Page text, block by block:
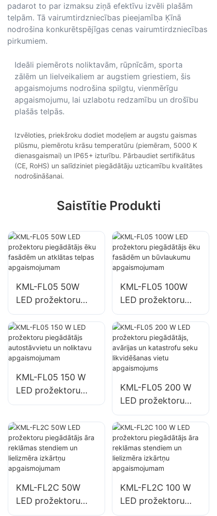
padarot to par izmaksu ziņā efektīvu izvēli plašām
telpām. Tā vairumtirdzniecības pieejamība Ķīnā
nodrošina konkurētspējīgas cenas vairumtirdzniecības
pirkumiem.
Ideāli piemērots noliktavām, rūpnīcām, sporta
zālēm un lielveikaliem ar augstiem griestiem, šis
apgaismojums nodrošina spilgtu, vienmērīgu
apgaismojumu, lai uzlabotu redzamību un drošību
plašās telpās.
Izvēloties, priekšroku dodiet modeļiem ar augstu gaismas
plūsmu, piemērotu krāsu temperatūru (piemēram, 5000 K
dienasgaismai) un IP65+ izturību. Pārbaudiet sertifikātus
(CE, RoHS) un salīdziniet piegādātāju uzticamību kvalitātes
nodrošināšanai.
Saistītie Produkti
KML-FL05 50W
LED prožektoru
piegādātājs ēku
fasādēm un
atklātas telpas
apgaismojumam
KML-FL05 100W
LED prožektoru
piegādātājs ēku
fasādēm un
būvlaukumu
apgaismojumam
KML-FL05 150 W
LED prožektoru
piegādātājs
noliktavu
apgaismojumam
KML-FL05 200 W
LED prožektoru
piegādātājs,
avārijas un
katastrofu seku
likvidēšanas vietu
apgaismojums
KML-FL2C 50W
LED prožektoru
piegādātājs āra
KML-FL2C 100 W
LED prožektoru
piegādātājs āra